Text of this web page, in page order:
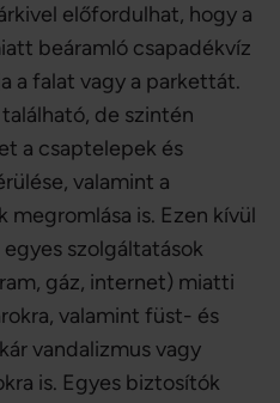
előfordulhat, hogy a
beáramló csapadékvíz
a falat vagy a parkettát.
de szintén
a csaptelepek és
valamint a
is. Ezen kívül
szolgáltatások
gáz, internet) miatti
valamint füst- és
vandalizmus vagy
is. Egyes biztosítók